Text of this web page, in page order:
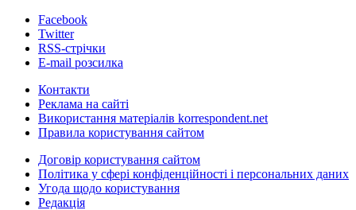
Facebook
Twitter
RSS-стрічки
E-mail розсилка
Контакти
Реклама на сайті
Використання матеріалів korrespondent.net
Правила користування сайтом
Договір користування сайтом
Політика у сфері конфіденційності і персональних даних
Угода щодо користування
Редакція